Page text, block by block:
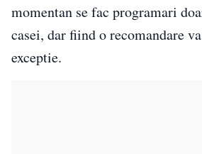
momentan se fac programari
casei, dar fiind o recomandare
exceptie.